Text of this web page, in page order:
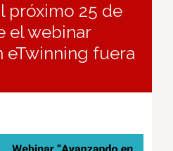
próximo 25 de
el webinar
eTwinning fuera